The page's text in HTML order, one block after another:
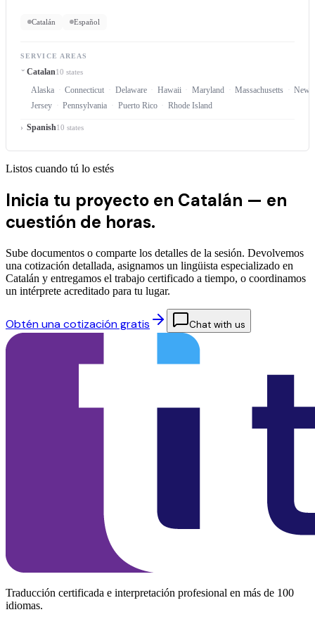
Catalán Español
SERVICE AREAS
Catalan10 states
Alaska Connecticut Delaware Hawaii Maryland Massachusetts
New
Jersey
Pennsylvania Puerto Rico Rhode Island
Spanish10 states
Listos cuando tú lo estés
Inicia tu proyecto en Catalán — en
cuestión de horas.
Sube documentos o comparte los detalles de la sesión. Devolvemos
una cotización detallada, asignamos un lingüista especializado en
Catalán y entregamos el trabajo certificado a tiempo, o coordinamos
un intérprete acreditado para tu lugar.
Obtén una cotización gratis Chat with us
Traducción certificada e interpretación profesional en más de 100
idiomas.